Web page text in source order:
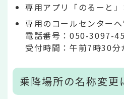
専用アプリ「のるーと
専用のコールセンター
電話番号：050-3097-
受付時間：午前7時30分
乗降場所の名称変更